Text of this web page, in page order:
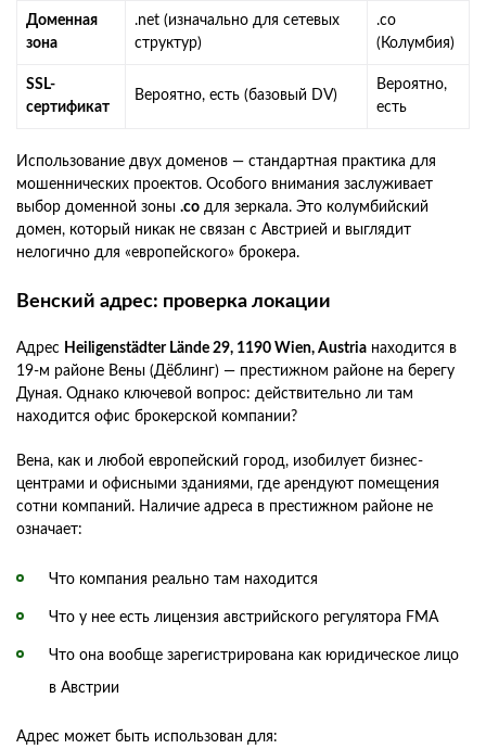
Доменная
зона
.net (изначально для сетевых
структур)
.co
(Колумбия)
SSL-
сертификат
Вероятно, есть (базовый DV)
Вероятно,
есть
Использование двух доменов — стандартная практика для
мошеннических проектов. Особого внимания заслуживает
выбор доменной зоны .co для зеркала. Это колумбийский
домен, который никак не связан с Австрией и выглядит
нелогично для «европейского» брокера.
Венский адрес: проверка локации
Адрес Heiligenstädter Lände 29, 1190 Wien, Austria находится в
19-м районе Вены (Дёблинг) — престижном районе на берегу
Дуная. Однако ключевой вопрос: действительно ли там
находится офис брокерской компании?
Вена, как и любой европейский город, изобилует бизнес-
центрами и офисными зданиями, где арендуют помещения
сотни компаний. Наличие адреса в престижном районе не
означает:
Что компания реально там находится
Что у нее есть лицензия австрийского регулятора FMA
Что она вообще зарегистрирована как юридическое лицо
в Австрии
Адрес может быть использован для: